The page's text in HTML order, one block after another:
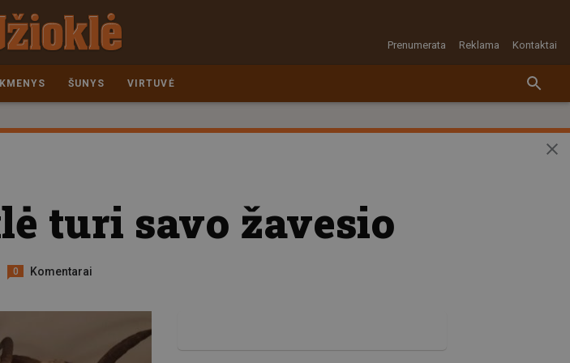
Prenumerata Reklama Kontaktai
ŠUNYS VIRTUVĖ
turi savo žavesio
0 Komentarai